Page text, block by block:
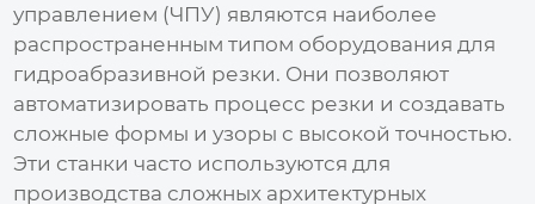
управлением (ЧПУ) являются наиболее
распространенным типом оборудования для
гидроабразивной резки. Они позволяют
автоматизировать процесс резки и создавать
сложные формы и узоры с высокой точностью.
Эти станки часто используются для
производства сложных архитектурных